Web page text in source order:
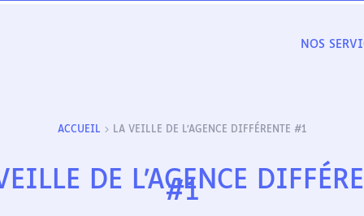
NOS
ACCUEIL LA VEILLE DE L’AGENCE DIFFÉRENTE #1
DE L’AGENCE
#1